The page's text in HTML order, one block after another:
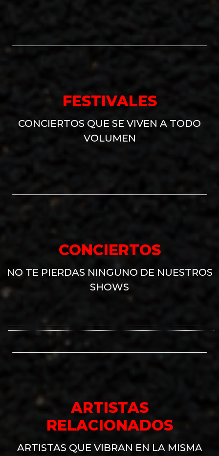
FESTIVALES
CONCIERTOS QUE SE VIVEN A TODO
VOLUMEN
CONCIERTOS
NO TE PIERDAS NINGUNO DE NUESTROS
SHOWS
ARTISTAS
RELACIONADOS
ARTISTAS QUE VIBRAN EN LA MISMA